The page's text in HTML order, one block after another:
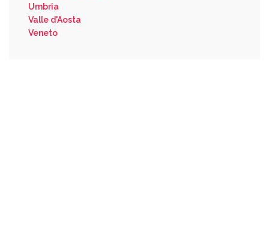
Umbria
Valle d'Aosta
Veneto